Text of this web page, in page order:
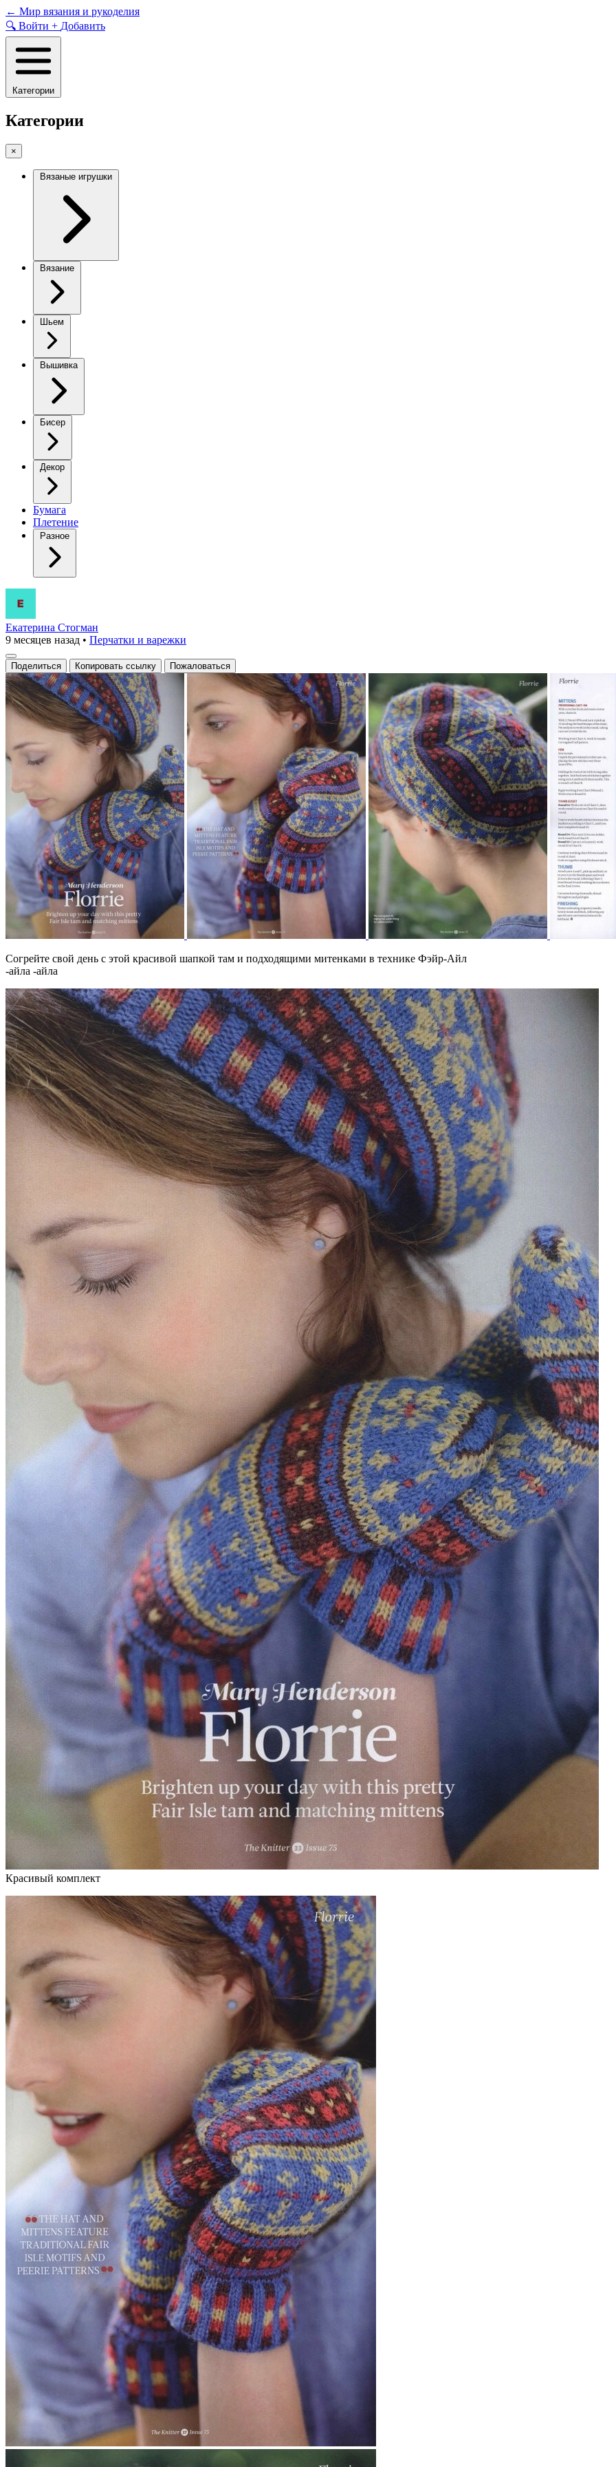
Skip
to
content
← Мир вязания и рукоделия
🔍 Войти + Добавить
Категории
Категории
×
Вязаные игрушки
Вязание
Шьем
Вышивка
Бисер
Декор
Бумага
Плетение
Разное
Флорри
Екатерина Стогман
9 месяцев назад • Перчатки и варежки
Поделиться Копировать ссылку Пожаловаться
Согрейте свой день с этой красивой шапкой там и подходящими митенками в технике Фэйр-Айл
-айла -айла
Красивый комплект